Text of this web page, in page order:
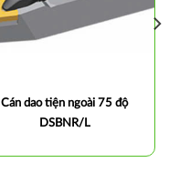
Cán dao tiện ngoài 75 độ
DSBNR/L